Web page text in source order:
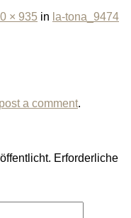
× 935 in la-tona_9474
post a comment.
Erforderliche